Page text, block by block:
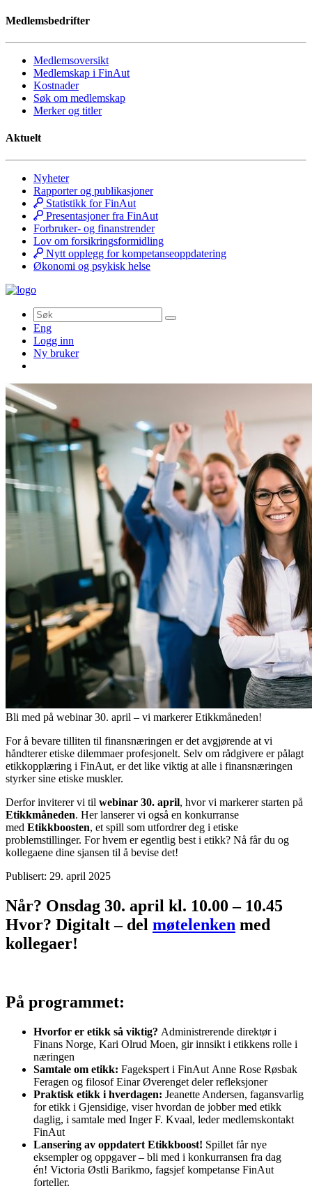
Medlemsbedrifter
Medlemsoversikt
Medlemskap i FinAut
Kostnader
Søk om medlemskap
Merker og titler
Aktuelt
Nyheter
Rapporter og publikasjoner
Statistikk for FinAut
Presentasjoner fra FinAut
Forbruker- og finanstrender
Lov om forsikringsformidling
Nytt opplegg for kompetanseoppdatering
Økonomi og psykisk helse
Søk
Eng
Logg inn
Ny bruker
Bli med på webinar 30. april – vi markerer Etikkmåneden!
For å bevare tilliten til finansnæringen er det avgjørende at vi
håndterer etiske dilemmaer profesjonelt. Selv om rådgivere er pålagt
etikkopplæring i FinAut, er det like viktig at alle i finansnæringen
styrker sine etiske muskler.
Derfor inviterer vi til webinar 30. april, hvor vi markerer starten på
Etikkmåneden. Her lanserer vi også en konkurranse
med Etikkboosten, et spill som utfordrer deg i etiske
problemstillinger. For hvem er egentlig best i etikk? Nå får du og
kollegaene dine sjansen til å bevise det!
Publisert: 29. april 2025
Når? Onsdag 30. april kl. 10.00 – 10.45
Hvor? Digitalt – del møtelenken med
kollegaer!
På programmet:
Hvorfor er etikk så viktig? Administrerende direktør i
Finans Norge, Kari Olrud Moen, gir innsikt i etikkens rolle i
næringen
Samtale om etikk: Fagekspert i FinAut Anne Rose Røsbak
Feragen og filosof Einar Øverenget deler refleksjoner
Praktisk etikk i hverdagen: Jeanette Andersen, fagansvarlig
for etikk i Gjensidige, viser hvordan de jobber med etikk
daglig, i samtale med Inger F. Kvaal, leder medlemskontakt
FinAut
Lansering av oppdatert Etikkboost! Spillet får nye
eksempler og oppgaver – bli med i konkurransen fra dag
én! Victoria Østli Barikmo, fagsjef kompetanse FinAut
forteller.